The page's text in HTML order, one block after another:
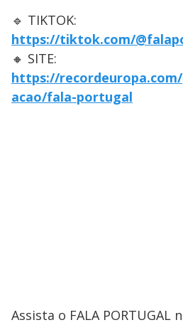
🔹 TIKTOK:
https://tiktok.com/
🔸 SITE:
https://
acao/fala-portugal
Assista o FALA PORTUGAL